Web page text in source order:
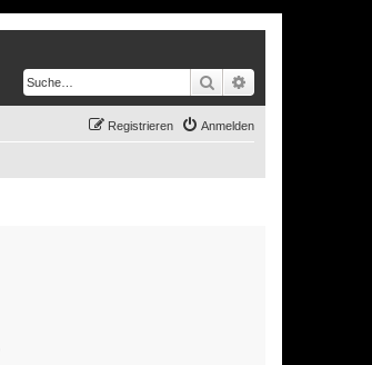
Suche
Anmelden
Registrieren